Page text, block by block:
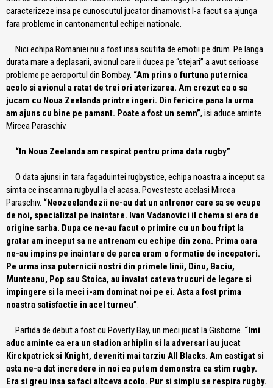
caracterizeze insa pe cunoscutul jucator dinamovist l-a facut sa ajunga
fara probleme in cantonamentul echipei nationale.
Nici echipa Romaniei nu a fost insa scutita de emotii pe drum. Pe langa
durata mare a deplasarii, avionul care ii ducea pe “stejari” a avut serioase
probleme pe aeroportul din Bombay. “Am prins o furtuna puternica
acolo si avionul a ratat de trei ori aterizarea. Am crezut ca o sa
jucam cu Noua Zeelanda printre ingeri. Din fericire pana la urma
am ajuns cu bine pe pamant. Poate a fost un semn”, isi aduce aminte
Mircea Paraschiv.
“In Noua Zeelanda am respirat pentru prima data rugby”
O data ajunsi in tara fagaduintei rugbystice, echipa noastra a inceput sa
simta ce inseamna rugbyul la el acasa. Povesteste acelasi Mircea
Paraschiv. “Neozeelandezii ne-au dat un antrenor care sa se ocupe
de noi, specializat pe inaintare. Ivan Vadanovici il chema si era de
origine sarba. Dupa ce ne-au facut o primire cu un bou fript la
gratar am inceput sa ne antrenam cu echipe din zona. Prima oara
ne-au impins pe inaintare de parca eram o formatie de incepatori.
Pe urma insa puternicii nostri din primele linii, Dinu, Baciu,
Munteanu, Pop sau Stoica, au invatat cateva trucuri de legare si
impingere si la meci i-am dominat noi pe ei. Asta a fost prima
noastra satisfactie in acel turneu”.
Partida de debut a fost cu Poverty Bay, un meci jucat la Gisborne. “Imi
aduc aminte ca era un stadion arhiplin si la adversari au jucat
Kirckpatrick si Knight, deveniti mai tarziu All Blacks. Am castigat si
asta ne-a dat incredere in noi ca putem demonstra ca stim rugby.
Era si greu insa sa faci altceva acolo. Pur si simplu se respira rugby.